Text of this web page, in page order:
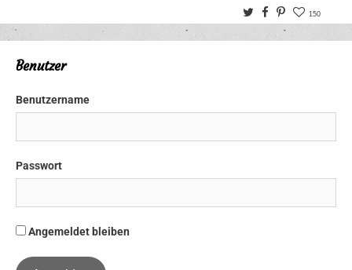
TwitterFacebook
Pinterest
150
Benutzer
Benutzername
Passwort
Angemeldet bleiben